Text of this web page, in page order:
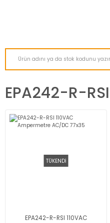
EPA242-R-
TÜKENDİ
EPA242-R-RSI 110VAC